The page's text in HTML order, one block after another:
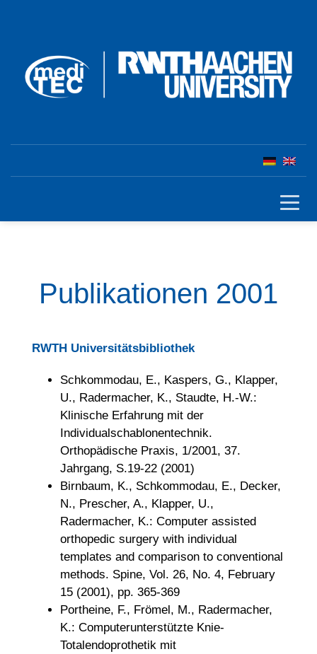
Publikationen 2001
RWTH Universitätsbibliothek
Schkommodau, E., Kaspers, G., Klapper,
U., Radermacher, K., Staudte, H.-W.:
Klinische Erfahrung mit der
Individualschablonentechnik.
Orthopädische Praxis, 1/2001, 37.
Jahrgang, S.19-22 (2001)
Birnbaum, K., Schkommodau, E., Decker,
N., Prescher, A., Klapper, U.,
Radermacher, K.: Computer assisted
orthopedic surgery with individual
templates and comparison to conventional
methods. Spine, Vol. 26, No. 4, February
15 (2001), pp. 365-369
Portheine, F., Frömel, M., Radermacher,
K.: Computerunterstützte Knie-
Totalendoprothetik mit